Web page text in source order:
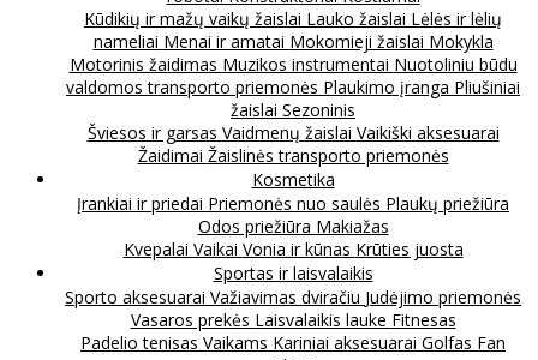
Kūdikių ir mažų vaikų žaislai Lauko žaislai Lėlės ir lėlių
nameliai Menai ir amatai Mokomieji žaislai Mokykla
Motorinis žaidimas Muzikos instrumentai Nuotoliniu būdu
valdomos transporto priemonės Plaukimo įranga Pliušiniai
žaislai Sezoninis
Šviesos ir garsas Vaidmenų žaislai Vaikiški aksesuarai
Žaidimai Žaislinės transporto priemonės
Kosmetika
Įrankiai ir priedai Priemonės nuo saulės Plaukų priežiūra
Odos priežiūra Makiažas
Kvepalai Vaikai Vonia ir kūnas Krūties juosta
Sportas ir laisvalaikis
Sporto aksesuarai Važiavimas dviračiu Judėjimo priemonės
Vasaros prekės Laisvalaikis lauke Fitnesas
Padelio tenisas Vaikams Kariniai aksesuarai Golfas Fan